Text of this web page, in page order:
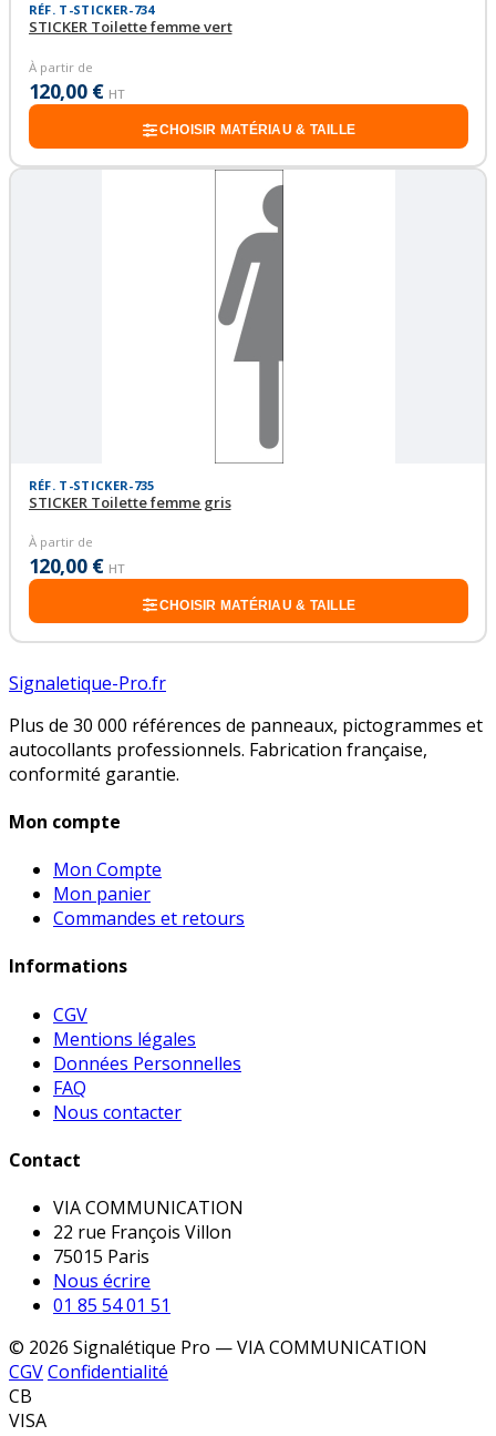
RÉF. T-STICKER-734
STICKER Toilette femme vert
À partir de
120,00 € HT
CHOISIR MATÉRIAU & TAILLE
RÉF. T-STICKER-735
STICKER Toilette femme gris
À partir de
120,00 € HT
CHOISIR MATÉRIAU & TAILLE
Signaletique-Pro.fr
Plus de 30 000 références de panneaux, pictogrammes et
autocollants professionnels. Fabrication française,
conformité garantie.
Mon compte
Mon Compte
Mon panier
Commandes et retours
Informations
CGV
Mentions légales
Données Personnelles
FAQ
Nous contacter
Contact
VIA COMMUNICATION
22 rue François Villon
75015 Paris
Nous écrire
01 85 54 01 51
© 2026 Signalétique Pro — VIA COMMUNICATION
CGVConfidentialité
CB
VISA